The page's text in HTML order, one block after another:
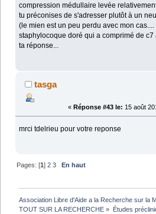
compression médullaire levée
tu préconises de s'adresser plutôt à un
(le mien est un peu perdu avec mon
staphylocoque doré qui a comprimé de
ta réponse...
tasga
« Réponse #43 le: 15 août
mrci tdelrieu pour votre reponse
Pages: [1]2 3
En haut
Association Libre d'Aide a la Recherche sur la
TOUT SUR LA RECHERCHE » Études